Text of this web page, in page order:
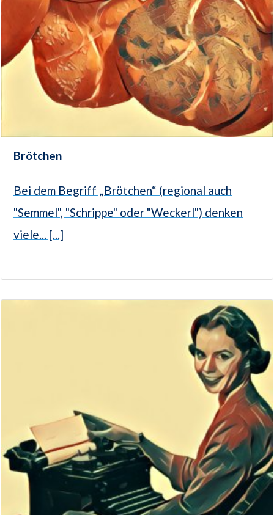
Brötchen
Bei dem Begriff „Brötchen“ (regional auch
"Semmel", "Schrippe" oder "Weckerl") denken
viele... [...]